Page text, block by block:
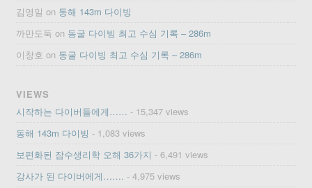
김영일 on 동해 143m 다이빙
까만도둑 on 동굴 다이빙 최고 수심 기록 – 286m
이창호 on 동굴 다이빙 최고 수심 기록 – 286m
VIEWS
시작하는 다이버들에게…… - 15,347 views
동해 143m 다이빙 - 1,083 views
보편화된 잠수생리학 오해 36가지 - 6,491 views
강사가 된 다이버에게……. - 4,975 views